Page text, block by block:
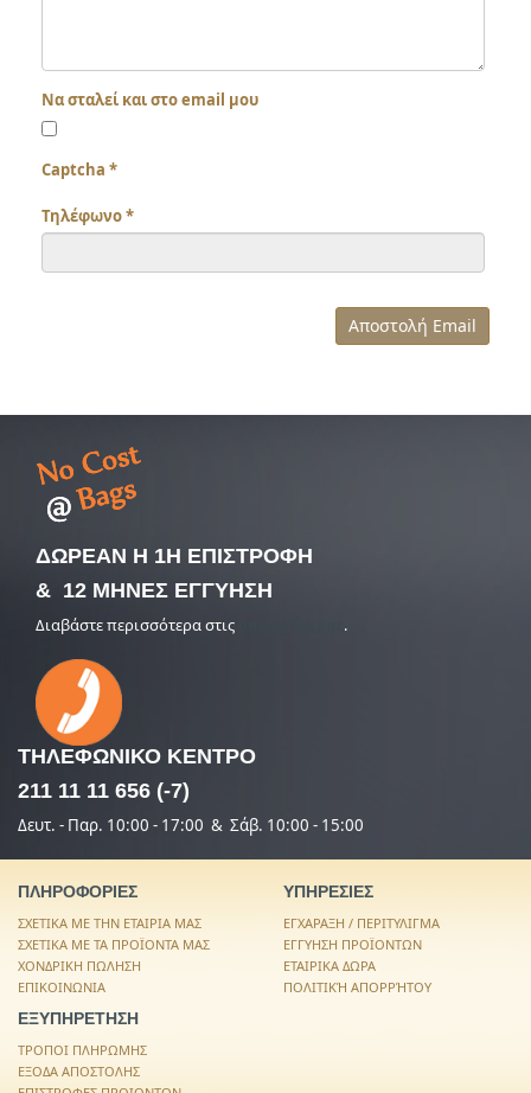
Να σταλεί και στο email μου
Captcha *
Τηλέφωνο*
Αποστολή Email
ΔΩΡΕΑΝ Η 1Η ΕΠΙΣΤΡΟΦΗ
& 12 ΜΗΝΕΣ ΕΓΓΥΗΣΗ
Διαβάστε περισσότερα στις .
ΤΗΛΕΦΩΝΙΚΟ ΚΕΝΤΡΟ
211 11 11 656 (-7)
Δευτ. - Παρ. 10:00 - 17:00 & Σάβ. 10:00 - 15:00
ΠΛΗΡΟΦΟΡΙΕΣ
ΣΧΕΤΙΚΑ ΜΕ ΤΗΝ ΕΤΑΙΡΙΑ ΜΑΣ
ΣΧΕΤΙΚΑ ΜΕ ΤΑ ΠΡΟΪΟΝΤΑ ΜΑΣ
ΧΟΝΔΡΙΚΗ ΠΩΛΗΣΗ
ΕΠΙΚΟΙΝΩΝΙΑ
ΥΠΗΡΕΣΙΕΣ
ΕΓΧΑΡΑΞΗ / ΠΕΡΙΤΥΛΙΓΜΑ
ΕΓΓΥΗΣΗ ΠΡΟΪΟΝΤΩΝ
ΕΤΑΙΡΙΚΑ ΔΩΡΑ
ΠΟΛΙΤΙΚΉ ΑΠΟΡΡΉΤΟΥ
ΕΞΥΠΗΡΕΤΗΣΗ
ΤΡΟΠΟΙ ΠΛΗΡΩΜΗΣ
ΕΞΟΔΑ ΑΠΟΣΤΟΛΗΣ